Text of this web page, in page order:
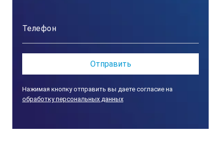
Нажимая кнопку отправить вы даете согласие на
обработку персональных данных